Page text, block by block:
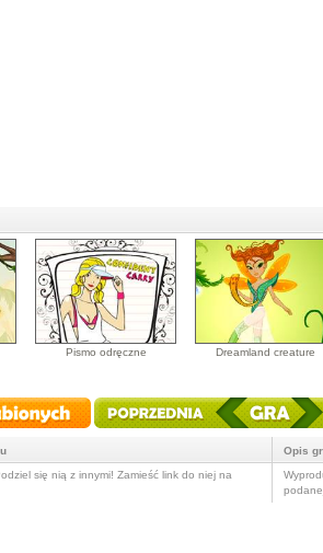
Pismo odręczne Dreamland creature
się nią z innymi! Zamieść link do niej na
Opis